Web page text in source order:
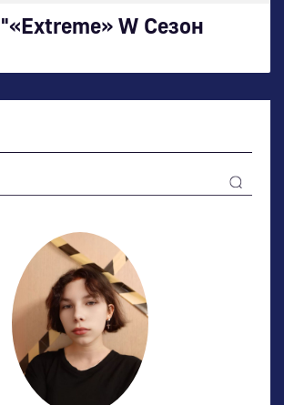
W Сезон